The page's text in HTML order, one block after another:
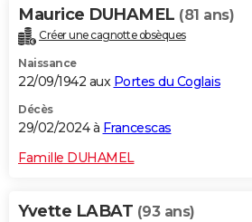
Maurice DUHAMEL (81 ans)
Créer une cagnotte obsèques
Naissance
22/09/1942 aux Portes du Coglais
Décès
29/02/2024 à Francescas
Famille DUHAMEL
Yvette LABAT (93 ans)